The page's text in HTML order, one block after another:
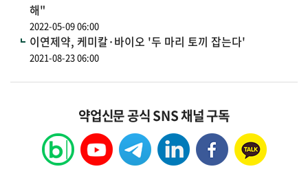
해"
2022-05-09 06:00
이연제약, 케미칼·바이오 '두 마리 토끼 잡는다'
2021-08-23 06:00
약업신문 공식 SNS 채널 구독